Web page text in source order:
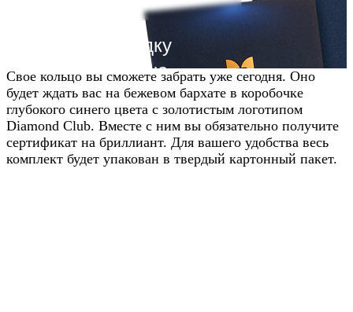
Получите скидку
20% от цены на
сайте
Узнавайте условия у наших
менеджеров в WhatsApp
Свое кольцо вы сможете забрать уже сегодня. Оно
будет ждать вас на бежевом бархате в коробочке
глубокого синего цвета с золотистым логотипом
Diamond Club. Вместе с ним вы обязательно получите
сертификат на бриллиант. Для вашего удобства весь
комплект будет упакован в твердый картонный пакет.